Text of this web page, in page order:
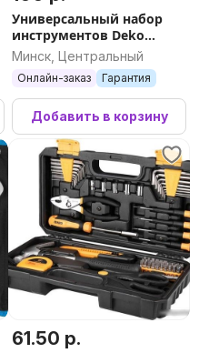
Универсальный набор
инструментов Deko
DKMT72-1 (72 предмета)
Минск, Центральный
Онлайн-заказ Гарантия
Добавить в корзину
61.50 р.